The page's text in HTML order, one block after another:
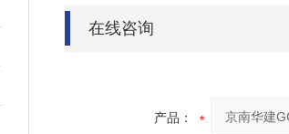
在线咨询
产品：